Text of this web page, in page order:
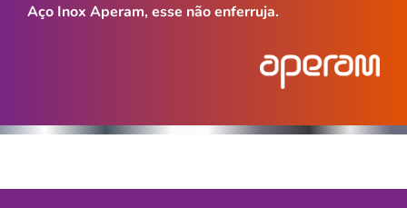
Aço Inox Aperam, esse não enferruja.